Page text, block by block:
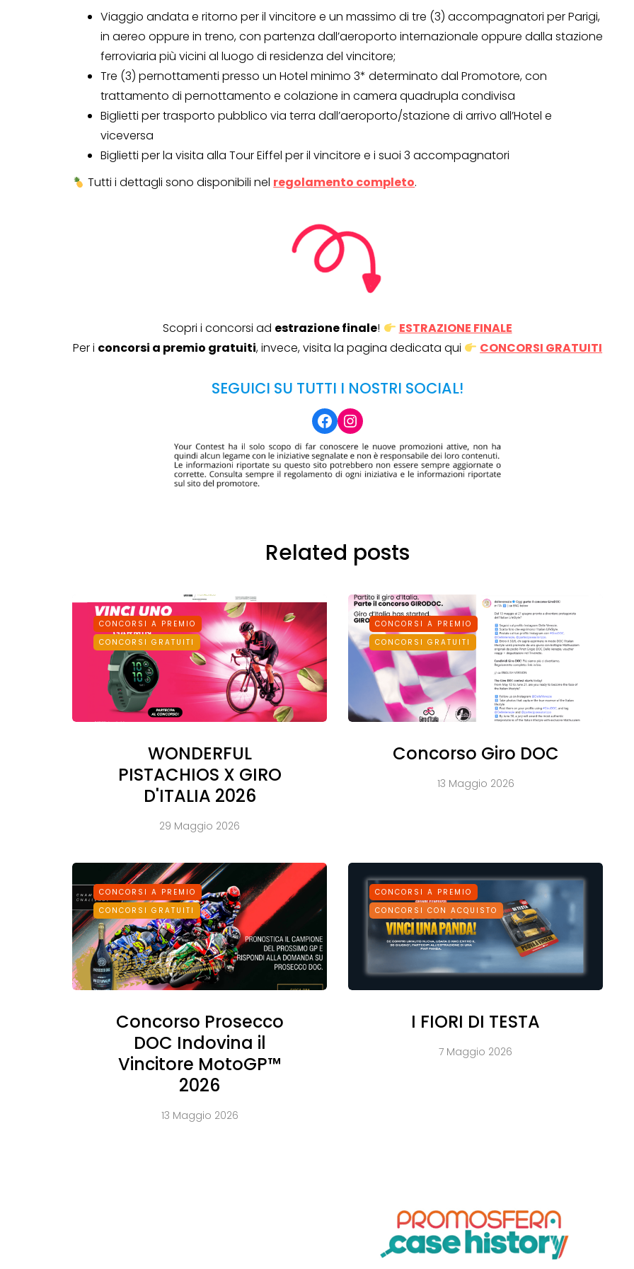
Viaggio andata e ritorno per il vincitore e un massimo di tre (3) accompagnatori per Parigi,
in aereo oppure in treno, con partenza dall’aeroporto internazionale oppure dalla stazione
ferroviaria più vicini al luogo di residenza del vincitore;
Tre (3) pernottamenti presso un Hotel minimo 3* determinato dal Promotore, con
trattamento di pernottamento e colazione in camera quadrupla condivisa
Biglietti per trasporto pubblico via terra dall’aeroporto/stazione di arrivo all’Hotel e
viceversa
Biglietti per la visita alla Tour Eiffel per il vincitore e i suoi 3 accompagnatori
Tutti i dettagli sono disponibili nel regolamento completo.
Scopri i concorsi ad estrazione finale!
ESTRAZIONE FINALE
Per i concorsi a premio gratuiti, invece, visita la pagina dedicata qui CONCORSI GRATUITI
SEGUICI SU TUTTI I NOSTRI SOCIAL!
Facebook
Instagram
Related posts
CONCORSI A PREMIO
CONCORSI GRATUITI
WONDERFUL
PISTACHIOS X GIRO
D'ITALIA 2026
29 Maggio 2026
CONCORSI A PREMIO
CONCORSI GRATUITI
Concorso Giro DOC
13 Maggio 2026
CONCORSI A PREMIO
CONCORSI GRATUITI
Concorso Prosecco
DOC Indovina il
Vincitore MotoGP™
2026
13 Maggio 2026
CONCORSI A PREMIO
CONCORSI CON ACQUISTO
I FIORI DI TESTA
7 Maggio 2026
Genertel e
Genertellife ti
regalano fino a 500€
in buoni!
13 Gennaio 2022
Operazione a premio
“LA SVOLTA IN CUCINA
2022”
13 Gennaio 2022